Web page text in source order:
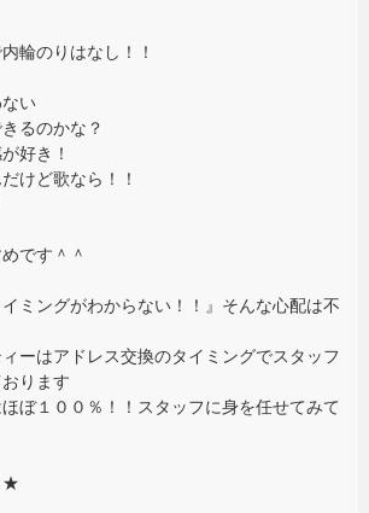
輪のりはなし！！
い
るのかな？
好き！
けど歌なら！！
です＾＾
イミングがわからない！！』そんな心配は不
ーはアドレス交換のタイミングでスタッフ
ります
ぼ１００％！！スタッフに身を任せてみて
★